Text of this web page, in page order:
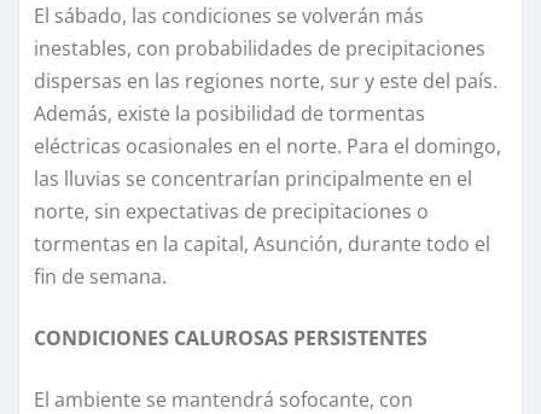
El sábado, las condiciones se volverán más
inestables, con probabilidades de precipitaciones
dispersas en las regiones norte, sur y este del país.
Además, existe la posibilidad de tormentas
eléctricas ocasionales en el norte. Para el domingo,
las lluvias se concentrarían principalmente en el
norte, sin expectativas de precipitaciones o
tormentas en la capital, Asunción, durante todo el
fin de semana.
CONDICIONES CALUROSAS PERSISTENTES
El ambiente se mantendrá sofocante, con